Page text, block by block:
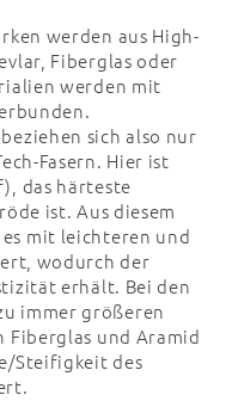
werden aus High-
Fiberglas oder
werden mit
sich also nur
Fasern. Hier ist
das härteste
ist. Aus diesem
mit leichteren und
wodurch der
erhält. Bei den
immer größeren
Fiberglas und Aramid
Steifigkeit des